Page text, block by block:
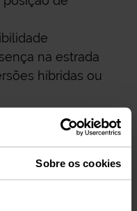
Sobre os cookies
na estrada
híbridas ou
para quem
para ti?